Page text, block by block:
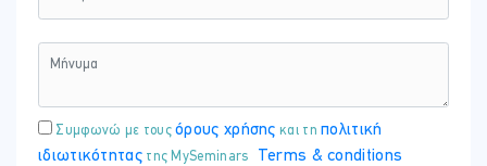
Τρίτη - 08 Απρ 2025
ΏΡΑ
18:00 - 21:15
ONLINE VIRTUAL CLASSROOM
Συμφωνώ με τουςόρους χρήσης και τηπολιτική
ιδιωτικότηταςτης MySeminars Terms & conditions